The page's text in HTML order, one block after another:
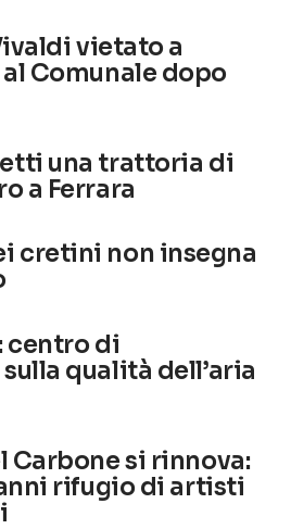
vietato a
Comunale dopo
una trattoria di
a Ferrara
cretini non insegna
centro di
qualità dell’aria
Carbone si rinnova:
rifugio di artisti